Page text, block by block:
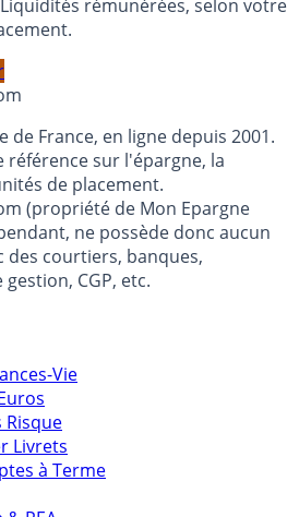
de votre capital entre
rémunérées, selon votre
France, en ligne depuis 2001.
sur l'épargne, la
de placement.
(propriété de Mon Epargne
ne possède donc aucun
courtiers, banques,
Vie
Risque
Livrets
à Terme